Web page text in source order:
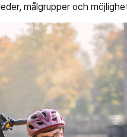
målgrupper och